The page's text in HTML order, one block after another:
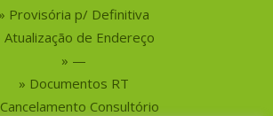
Provisória p/ Definitiva
Atualização de Endereço
—
Documentos RT
Cancelamento Consultório